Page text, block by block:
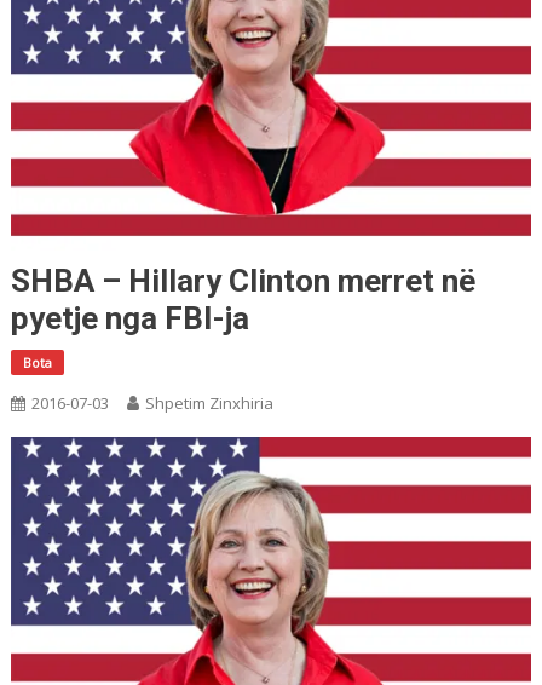
SHBA – Hillary Clinton merret në
pyetje nga FBI-ja
Bota
2016-07-03 Shpetim Zinxhiria